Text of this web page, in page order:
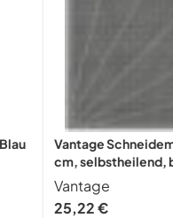
Vantage
cm, selbstheilend,
nutzbar, mit Raster)
Vantage
25,22 €